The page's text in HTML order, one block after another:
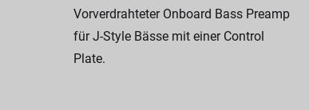
Vorverdrahteter Onboard Bass Preamp
für J-Style Bässe mit einer Control
Plate.